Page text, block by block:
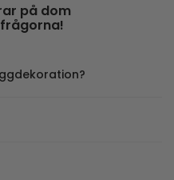
på dom